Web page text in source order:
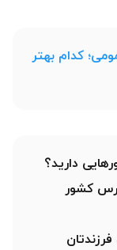
کدام بهتر
دارید؟
کشور